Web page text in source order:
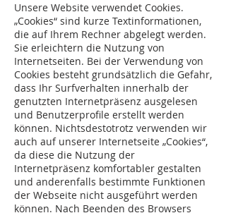
Unsere Website verwendet Cookies.
„Cookies“ sind kurze Textinformationen,
die auf Ihrem Rechner abgelegt werden.
Sie erleichtern die Nutzung von
Internetseiten. Bei der Verwendung von
Cookies besteht grundsätzlich die Gefahr,
dass Ihr Surfverhalten innerhalb der
genutzten Internetpräsenz ausgelesen
und Benutzerprofile erstellt werden
können. Nichtsdestotrotz verwenden wir
auch auf unserer Internetseite „Cookies“,
da diese die Nutzung der
Internetpräsenz komfortabler gestalten
und anderenfalls bestimmte Funktionen
der Webseite nicht ausgeführt werden
können. Nach Beenden des Browsers